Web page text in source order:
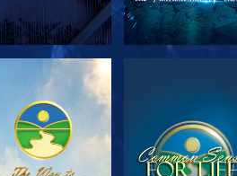
ESPLORA LE
SERIE